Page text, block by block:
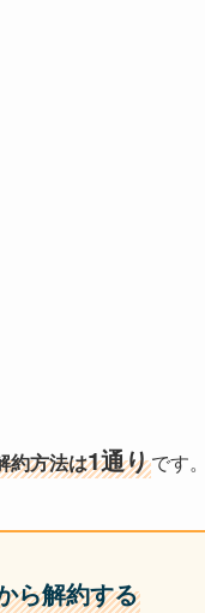
約方法は1通りです。
ら解約する